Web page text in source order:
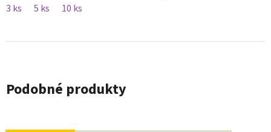
3 ks
5 ks 10 ks
Podobné produkty